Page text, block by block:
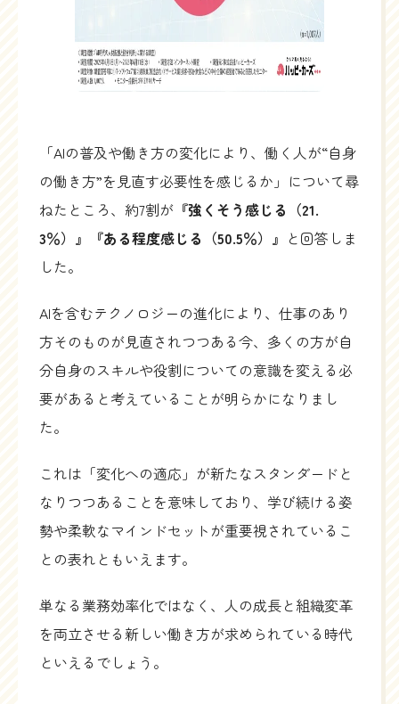
「AIの普及や働き方の変化により、働く人が“自身
の働き方”を見直す必要性を感じるか」について尋
ねたところ、約7割が 『強くそう感じる（21.
3％）』『ある程度感じる（50.5％）』 と回答しま
した。
AIを含むテクノロジーの進化により、仕事のあり
方そのものが見直されつつある今、多くの方が自
分自身のスキルや役割についての意識を変える必
要があると考えていることが明らかになりまし
た。
これは「変化への適応」が新たなスタンダードと
なりつつあることを意味しており、学び続ける姿
勢や柔軟なマインドセットが重要視されているこ
との表れともいえます。
単なる業務効率化ではなく、人の成長と組織変革
を両立させる新しい働き方が求められている時代
といえるでしょう。